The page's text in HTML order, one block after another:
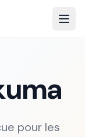
pour les